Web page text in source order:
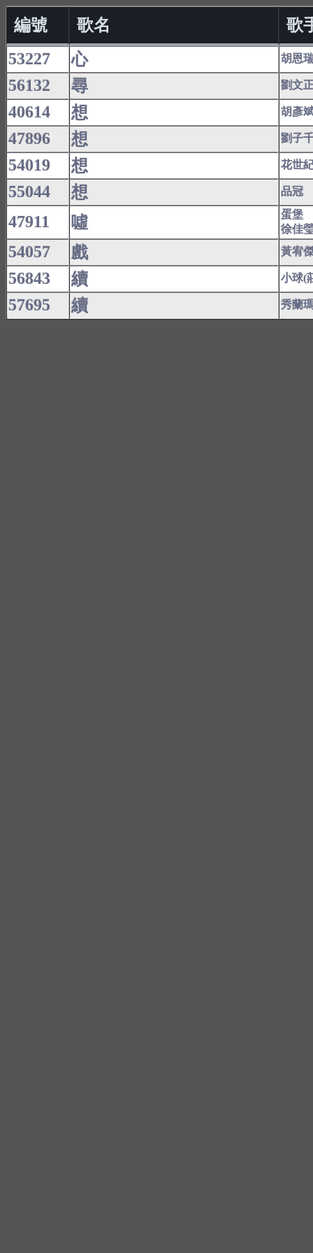
編號 歌名
歌
53227
心 胡恩
56132 尋 劉文
40614 想 胡彥
47896 想 劉子
54019 想 花世
55044 想 品冠
47911 噓
蛋堡
徐佳
54057 戲 黃宥
56843 續 小球(
57695 續 秀蘭